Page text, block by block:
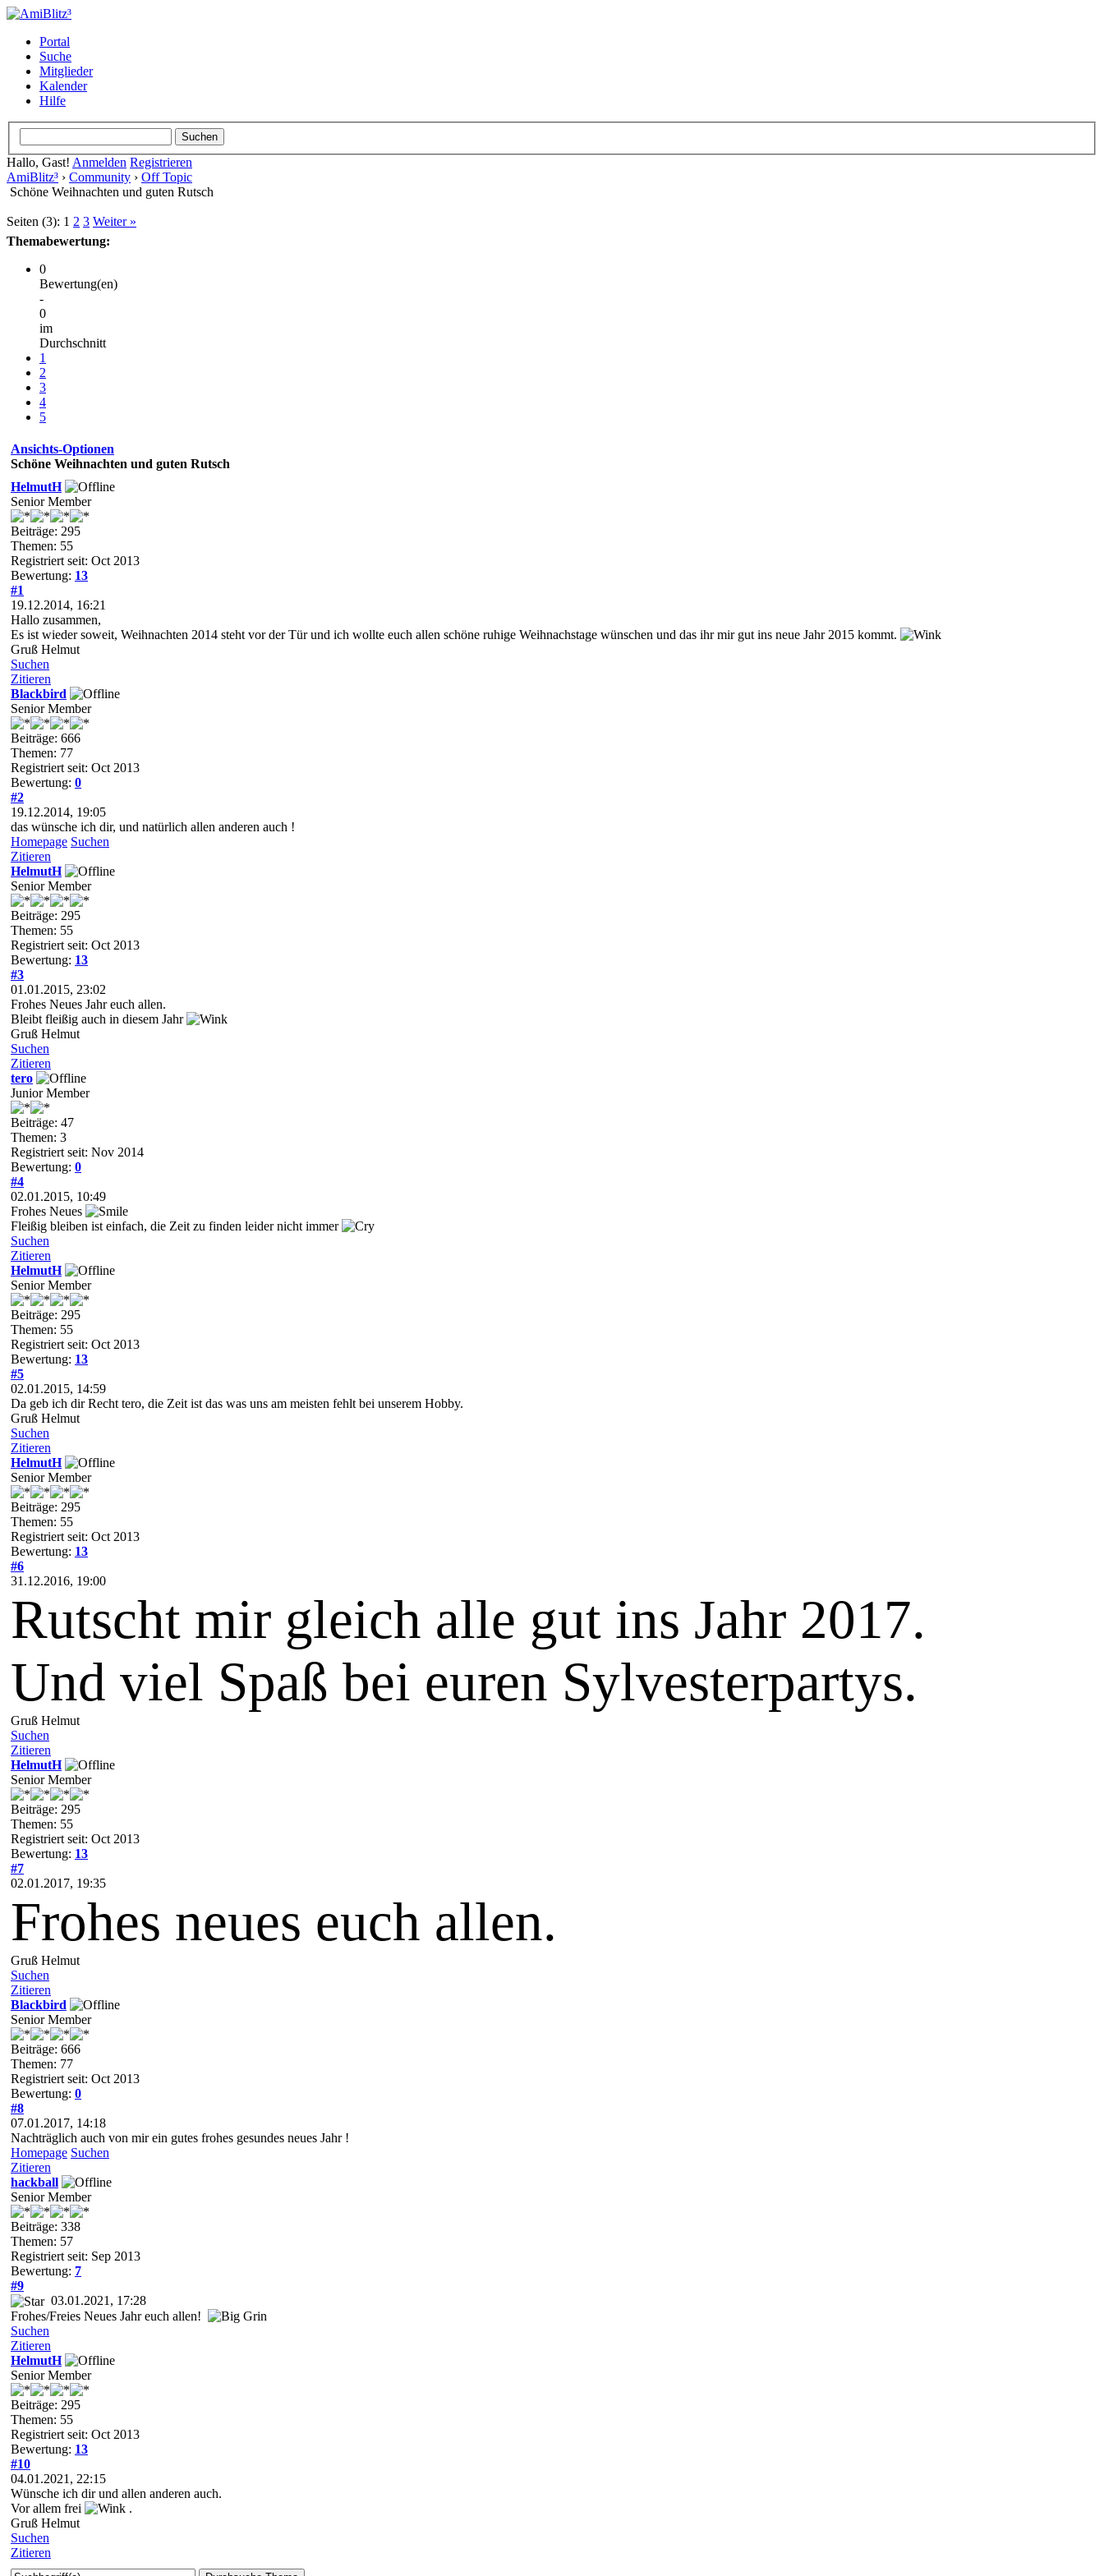
Portal
Suche
Mitglieder
Kalender
Hilfe
Hallo, Gast! Anmelden Registrieren
AmiBlitz³ › Community › Off Topic
Schöne Weihnachten und guten Rutsch
Seiten (3): 1 2 3 Weiter »
Themabewertung:
0
Bewertung(en)
-
0
im
Durchschnitt
1
2
3
4
5
Ansichts-Optionen
Schöne Weihnachten und guten Rutsch
HelmutH
Senior Member
Beiträge: 295
Themen: 55
Registriert seit: Oct 2013
Bewertung: 13
#1
19.12.2014, 16:21
Hallo zusammen,
Es ist wieder soweit, Weihnachten 2014 steht vor der Tür und ich wollte euch allen schöne ruhige Weihnachstage wünschen und das ihr mir gut ins neue Jahr 2015 kommt.
Gruß Helmut
Suchen
Zitieren
Blackbird
Senior Member
Beiträge: 666
Themen: 77
Registriert seit: Oct 2013
Bewertung: 0
#2
19.12.2014, 19:05
das wünsche ich dir, und natürlich allen anderen auch !
Homepage Suchen
Zitieren
HelmutH
Senior Member
Beiträge: 295
Themen: 55
Registriert seit: Oct 2013
Bewertung: 13
#3
01.01.2015, 23:02
Frohes Neues Jahr euch allen.
Bleibt fleißig auch in diesem Jahr
Gruß Helmut
Suchen
Zitieren
tero
Junior Member
Beiträge: 47
Themen: 3
Registriert seit: Nov 2014
Bewertung: 0
#4
02.01.2015, 10:49
Frohes Neues
Fleißig bleiben ist einfach, die Zeit zu finden leider nicht immer
Suchen
Zitieren
HelmutH
Senior Member
Beiträge: 295
Themen: 55
Registriert seit: Oct 2013
Bewertung: 13
#5
02.01.2015, 14:59
Da geb ich dir Recht tero, die Zeit ist das was uns am meisten fehlt bei unserem Hobby.
Gruß Helmut
Suchen
Zitieren
HelmutH
Senior Member
Beiträge: 295
Themen: 55
Registriert seit: Oct 2013
Bewertung: 13
#6
31.12.2016, 19:00
Rutscht mir gleich alle gut ins Jahr 2017.
Und viel Spaß bei euren Sylvesterpartys.
Gruß Helmut
Suchen
Zitieren
HelmutH
Senior Member
Beiträge: 295
Themen: 55
Registriert seit: Oct 2013
Bewertung: 13
#7
02.01.2017, 19:35
Frohes neues euch allen.
Gruß Helmut
Suchen
Zitieren
Blackbird
Senior Member
Beiträge: 666
Themen: 77
Registriert seit: Oct 2013
Bewertung: 0
#8
07.01.2017, 14:18
Nachträglich auch von mir ein gutes frohes gesundes neues Jahr !
Homepage Suchen
Zitieren
hackball
Senior Member
Beiträge: 338
Themen: 57
Registriert seit: Sep 2013
Bewertung: 7
#9
03.01.2021, 17:28
Frohes/Freies Neues Jahr euch allen!
Suchen
Zitieren
HelmutH
Senior Member
Beiträge: 295
Themen: 55
Registriert seit: Oct 2013
Bewertung: 13
#10
04.01.2021, 22:15
Wünsche ich dir und allen anderen auch.
Vor allem frei
.
Gruß Helmut
Suchen
Zitieren